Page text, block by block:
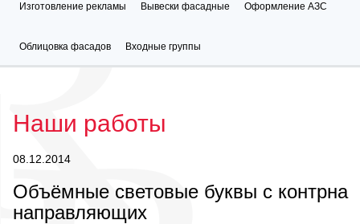
Изготовление рекламы Вывески фасадные Оформление АЗС
Облицовка фасадов Входные группы
Наши работы
08.12.2014
Объёмные световые буквы с контрна
направляющих